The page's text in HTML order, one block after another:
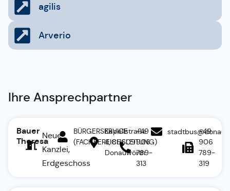
agilis
Arverio
Ihre Ansprechpartner
Bauer
Theresa
Neue
Kanzlei,
Erdgeschoss
BÜRGERSERVICE
(FACHBEREICHSLEITUNG)
Kapellstraße
4, 86609
Donauwörth
+49
906
789-
313
+49
906
789-
319